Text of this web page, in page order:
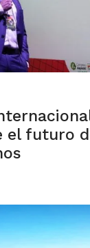
el futuro